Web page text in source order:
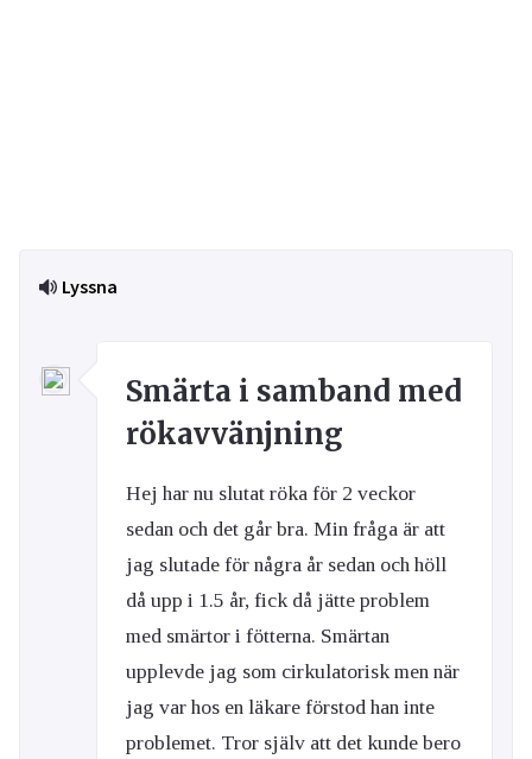
Lyssna
Smärta i samband med
rökavvänjning
Hej har nu slutat röka för 2 veckor
sedan och det går bra. Min fråga är att
jag slutade för några år sedan och höll
då upp i 1.5 år, fick då jätte problem
med smärtor i fötterna. Smärtan
upplevde jag som cirkulatorisk men när
jag var hos en läkare förstod han inte
problemet. Tror själv att det kunde bero